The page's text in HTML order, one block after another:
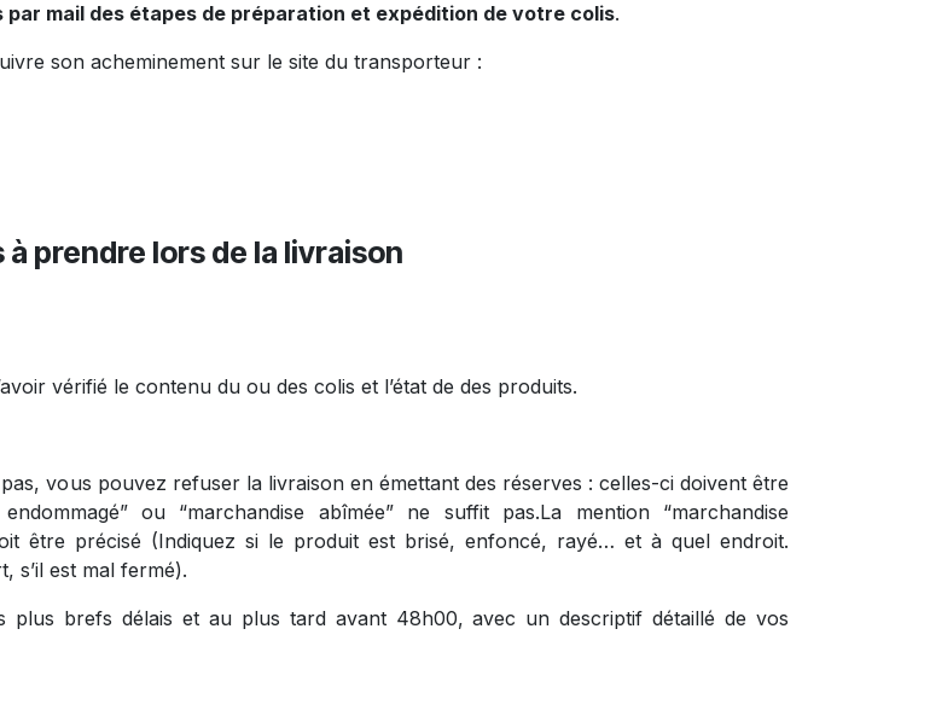
mail des étapes de préparation et expédition de votre colis.
son acheminement sur le site du transporteur :
prendre lors de la livraison
vérifié le contenu du ou des colis et l’état de des produits.
vous pouvez refuser la livraison en émettant des réserves : celles-ci doivent être
ou “marchandise abîmée” ne suffit pas.La mention “marchandise
être précisé (Indiquez si le produit est brisé, enfoncé, rayé… et à quel endroit.
s’il est mal fermé).
plus brefs délais et au plus tard avant 48h00, avec un descriptif détaillé de vos